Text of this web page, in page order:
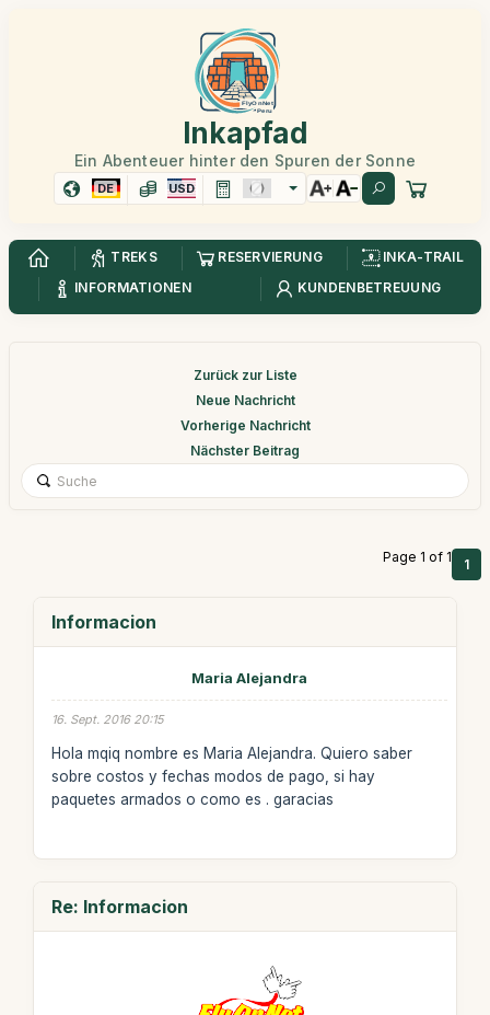
Inkapfad
Ein Abenteuer hinter den Spuren der Sonne
DE USD
TREKS RESERVIERUNG
INKA-TRAIL
INFORMATIONEN
KUNDENBETREUUNG
Zurück zur Liste
Neue Nachricht
Vorherige Nachricht
Nächster Beitrag
Page 1 of 1 1
Informacion
Maria Alejandra
16. Sept. 2016 20:15
Hola mqiq nombre es Maria Alejandra. Quiero saber
sobre costos y fechas modos de pago, si hay
paquetes armados o como es . garacias
Re: Informacion